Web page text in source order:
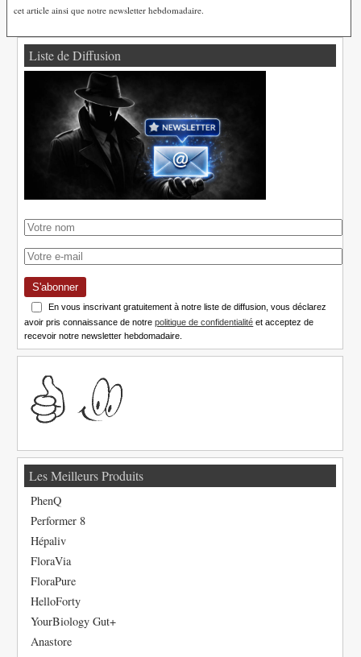
cet article ainsi que notre newsletter hebdomadaire.
Liste de Diffusion
S'abonner
En vous inscrivant gratuitement à notre liste de diffusion, vous déclarez
avoir pris connaissance de notrepolitique de confidentialité et acceptez de
recevoir notre newsletter hebdomadaire.
Les Meilleurs Produits
PhenQ
Performer 8
Hépaliv
FloraVia
FloraPure
HelloForty
YourBiology Gut+
Anastore